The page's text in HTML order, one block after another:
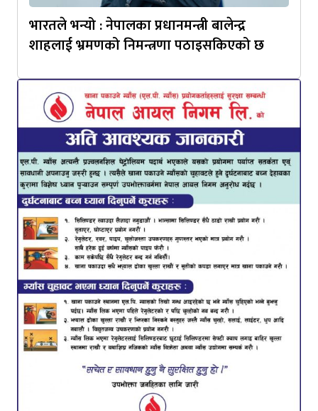
भारतले भन्यो : नेपालका प्रधानमन्त्री बालेन्द्र
शाहलाई भ्रमणको निमन्त्रणा पठाइसकिएको छ